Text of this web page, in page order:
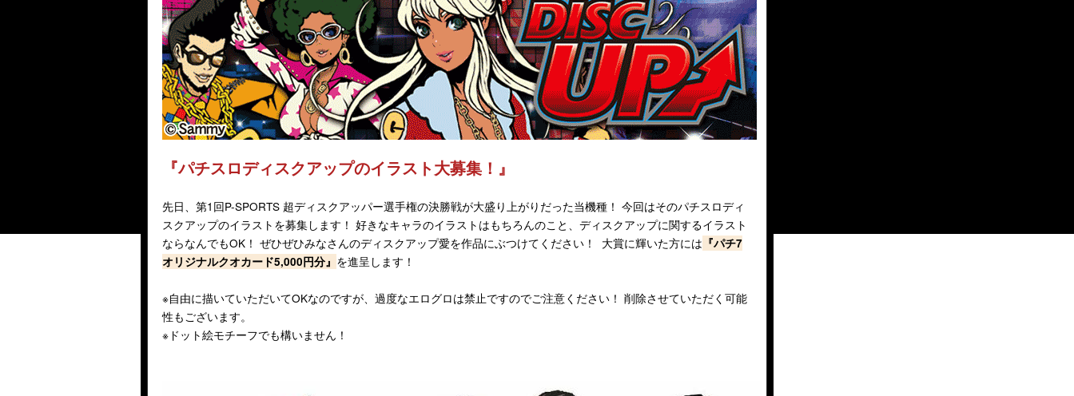
『パチスロディスクアップのイラスト大募集！』
先日、第1回P-SPORTS 超ディスクアッパー選手権の決勝戦が大盛り上がりだった当機種！ 今回はそのパチスロディ
スクアップのイラストを募集します！ 好きなキャラのイラストはもちろんのこと、ディスクアップに関するイラスト
ならなんでもOK！ ぜひぜひみなさんのディスクアップ愛を作品にぶつけてください！ 大賞に輝いた方には 『パチ7
オリジナルクオカード5,000円分』 を進呈します！
※自由に描いていただいてOKなのですが、過度なエログロは禁止ですのでご注意ください！ 削除させていただく可能
性もございます。
※ドット絵モチーフでも構いません！